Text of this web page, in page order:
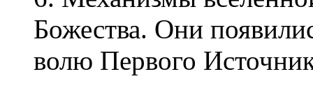
Божества. Они
волю Первого